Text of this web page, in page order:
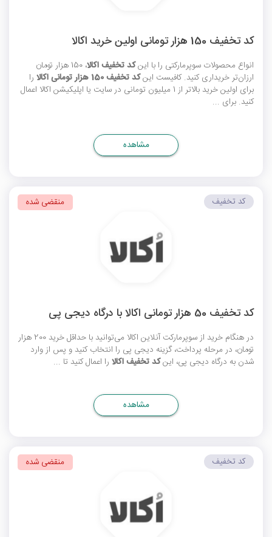
کد تخفیف 150 هزار تومانی اولین خرید اکالا
انواع محصولات سوپرمارکتی را با اینکد تخفیف اکالا
، 150 هزار تومان
ارزان‌تر خریداری کنید. کافیست اینکد تخفیف 150 هزار تومانی اکالا
را
برای اولین خرید بالاتر از 1 میلیون تومانی در سایت یا اپلیکیشن اکالا اعمال
کنید. برای ...
مشاهده
کد تخفیف 50 هزار تومانی اکالا با درگاه دیجی پی
در هنگام خرید از سوپرمارکت آنلاین اکالا می‌توانید با حداقل خرید 200 هزار
تومان، در مرحله پرداخت، گزینه دیجی پی را انتخاب کنید و پس از وارد
شدن به درگاه دیجی پی، اینکد تخفیف اکالا را اعمال کنید تا ...
کد تخفیف منقضی شده
مشاهده
کد تخفیف منقضی شده